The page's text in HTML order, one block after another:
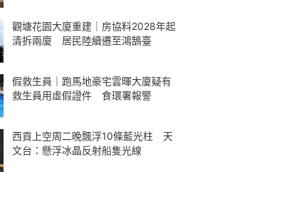
觀塘花園大廈重建｜房協料2028年起
清拆兩廈 居民陸續遷至鴻鵠臺
假救生員｜跑馬地豪宅雲暉大廈疑有
救生員用虛假證件 食環署報警
西貢上空周二晚飄浮10條藍光柱 天
文台：懸浮冰晶反射船隻光線